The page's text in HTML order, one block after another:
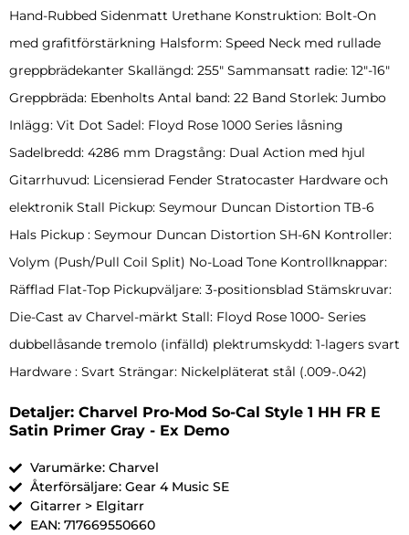
Hand-Rubbed Sidenmatt Urethane Konstruktion: Bolt-On
med grafitförstärkning Halsform: Speed Neck med rullade
greppbrädekanter Skallängd: 255″ Sammansatt radie: 12″-16″
Greppbräda: Ebenholts Antal band: 22 Band Storlek: Jumbo
Inlägg: Vit Dot Sadel: Floyd Rose 1000 Series låsning
Sadelbredd: 4286 mm Dragstång: Dual Action med hjul
Gitarrhuvud: Licensierad Fender Stratocaster Hardware och
elektronik Stall Pickup: Seymour Duncan Distortion TB-6
Hals Pickup : Seymour Duncan Distortion SH-6N Kontroller:
Volym (Push/Pull Coil Split) No-Load Tone Kontrollknappar:
Räfflad Flat-Top Pickupväljare: 3-positionsblad Stämskruvar:
Die-Cast av Charvel-märkt Stall: Floyd Rose 1000- Series
dubbellåsande tremolo (infälld) plektrumskydd: 1-lagers svart
Hardware : Svart Strängar: Nickelpläterat stål (.009-.042)
Detaljer: Charvel Pro-Mod So-Cal Style 1 HH FR E
Satin Primer Gray - Ex Demo
Varumärke: Charvel
Återförsäljare: Gear 4 Music SE
Gitarrer > Elgitarr
EAN: 717669550660